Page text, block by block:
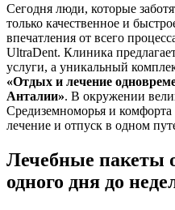
Сегодня люди, которые
только качественное и
впечатления от всего
UltraDent. Клиника
услуги, а уникальный
«Отдых и лечение
Анталии». В окружении
Средиземноморья и
лечение и отпуск в одном
Лечебные пакеты
одного дня до